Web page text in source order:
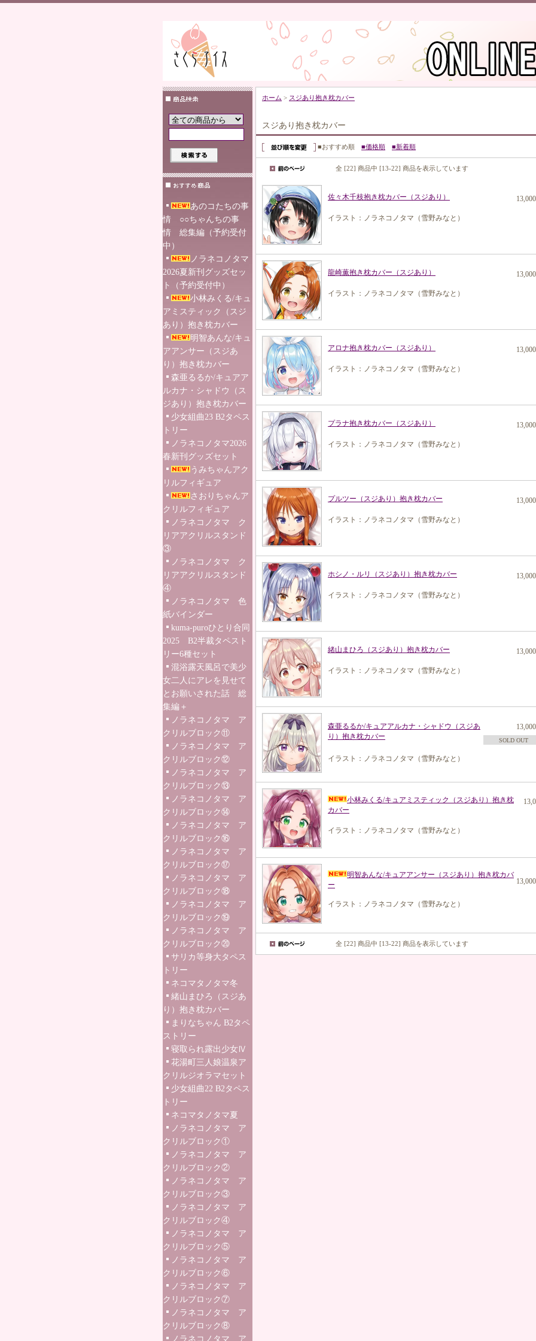
あのコたちの事
情 ○○ちゃんちの事
情 総集編（予約受付
中）
ノラネコノタマ
2026夏新刊グッズセッ
ト（予約受付中）
小林みくる/キュ
アミスティック（スジ
あり）抱き枕カバー
明智あんな/キュ
アアンサー（スジあ
り）抱き枕カバー
森亜るるか/キュアア
ルカナ・シャドウ（ス
ジあり）抱き枕カバー
少女組曲23 B2タペス
トリー
ノラネコノタマ2026
春新刊グッズセット
うみちゃんアク
リルフィギュア
さおりちゃんア
クリルフィギュア
ノラネコノタマ ク
リアアクリルスタンド
③
ノラネコノタマ ク
リアアクリルスタンド
④
ノラネコノタマ 色
紙バインダー
kuma-puroひとり合同
2025 B2半裁タペスト
リー6種セット
混浴露天風呂で美少
女二人にアレを見せて
とお願いされた話 総
集編＋
ノラネコノタマ ア
クリルブロック⑪
ノラネコノタマ ア
クリルブロック⑫
ノラネコノタマ ア
クリルブロック⑬
ノラネコノタマ ア
クリルブロック⑭
ノラネコノタマ ア
クリルブロック⑯
ノラネコノタマ ア
クリルブロック⑰
ノラネコノタマ ア
クリルブロック⑱
ノラネコノタマ ア
クリルブロック⑲
ノラネコノタマ ア
クリルブロック⑳
サリカ等身大タペス
トリー
ネコマタノタマ冬
緒山まひろ（スジあ
り）抱き枕カバー
まりなちゃん B2タペ
ストリー
寝取られ露出少女Ⅳ
花湯町三人娘温泉ア
クリルジオラマセット
少女組曲22 B2タペス
トリー
ネコマタノタマ夏
ノラネコノタマ ア
クリルブロック①
ノラネコノタマ ア
クリルブロック②
ノラネコノタマ ア
クリルブロック③
ノラネコノタマ ア
クリルブロック④
ノラネコノタマ ア
クリルブロック⑤
ノラネコノタマ ア
クリルブロック⑥
ノラネコノタマ ア
クリルブロック⑦
ノラネコノタマ ア
クリルブロック⑧
ノラネコノタマ ア
ホーム > スジあり抱き枕カバー
スジあり抱き枕カバー
■おすすめ順 ■価格順 ■新着順
全 [22] 商品中 [13-22] 商品を表示しています
佐々木千枝抱き枕カバー（スジあり）
イラスト：ノラネコノタマ（雪野みなと）
龍崎薫抱き枕カバー（スジあり）
イラスト：ノラネコノタマ（雪野みなと）
アロナ抱き枕カバー（スジあり）
イラスト：ノラネコノタマ（雪野みなと）
プラナ抱き枕カバー（スジあり）
イラスト：ノラネコノタマ（雪野みなと）
プルツー（スジあり）抱き枕カバー
イラスト：ノラネコノタマ（雪野みなと）
ホシノ・ルリ（スジあり）抱き枕カバー
イラスト：ノラネコノタマ（雪野みなと）
緒山まひろ（スジあり）抱き枕カバー
イラスト：ノラネコノタマ（雪野みなと）
森亜るるか/キュアアルカナ・シャドウ（スジあ
り）抱き枕カバー
SOLD OUT
イラスト：ノラネコノタマ（雪野みなと）
小林みくる/キュアミスティック（スジあり）抱き枕
カバー
イラスト：ノラネコノタマ（雪野みなと）
明智あんな/キュアアンサー（スジあり）抱き枕カバ
ー
イラスト：ノラネコノタマ（雪野みなと）
全 [22] 商品中 [13-22] 商品を表示しています